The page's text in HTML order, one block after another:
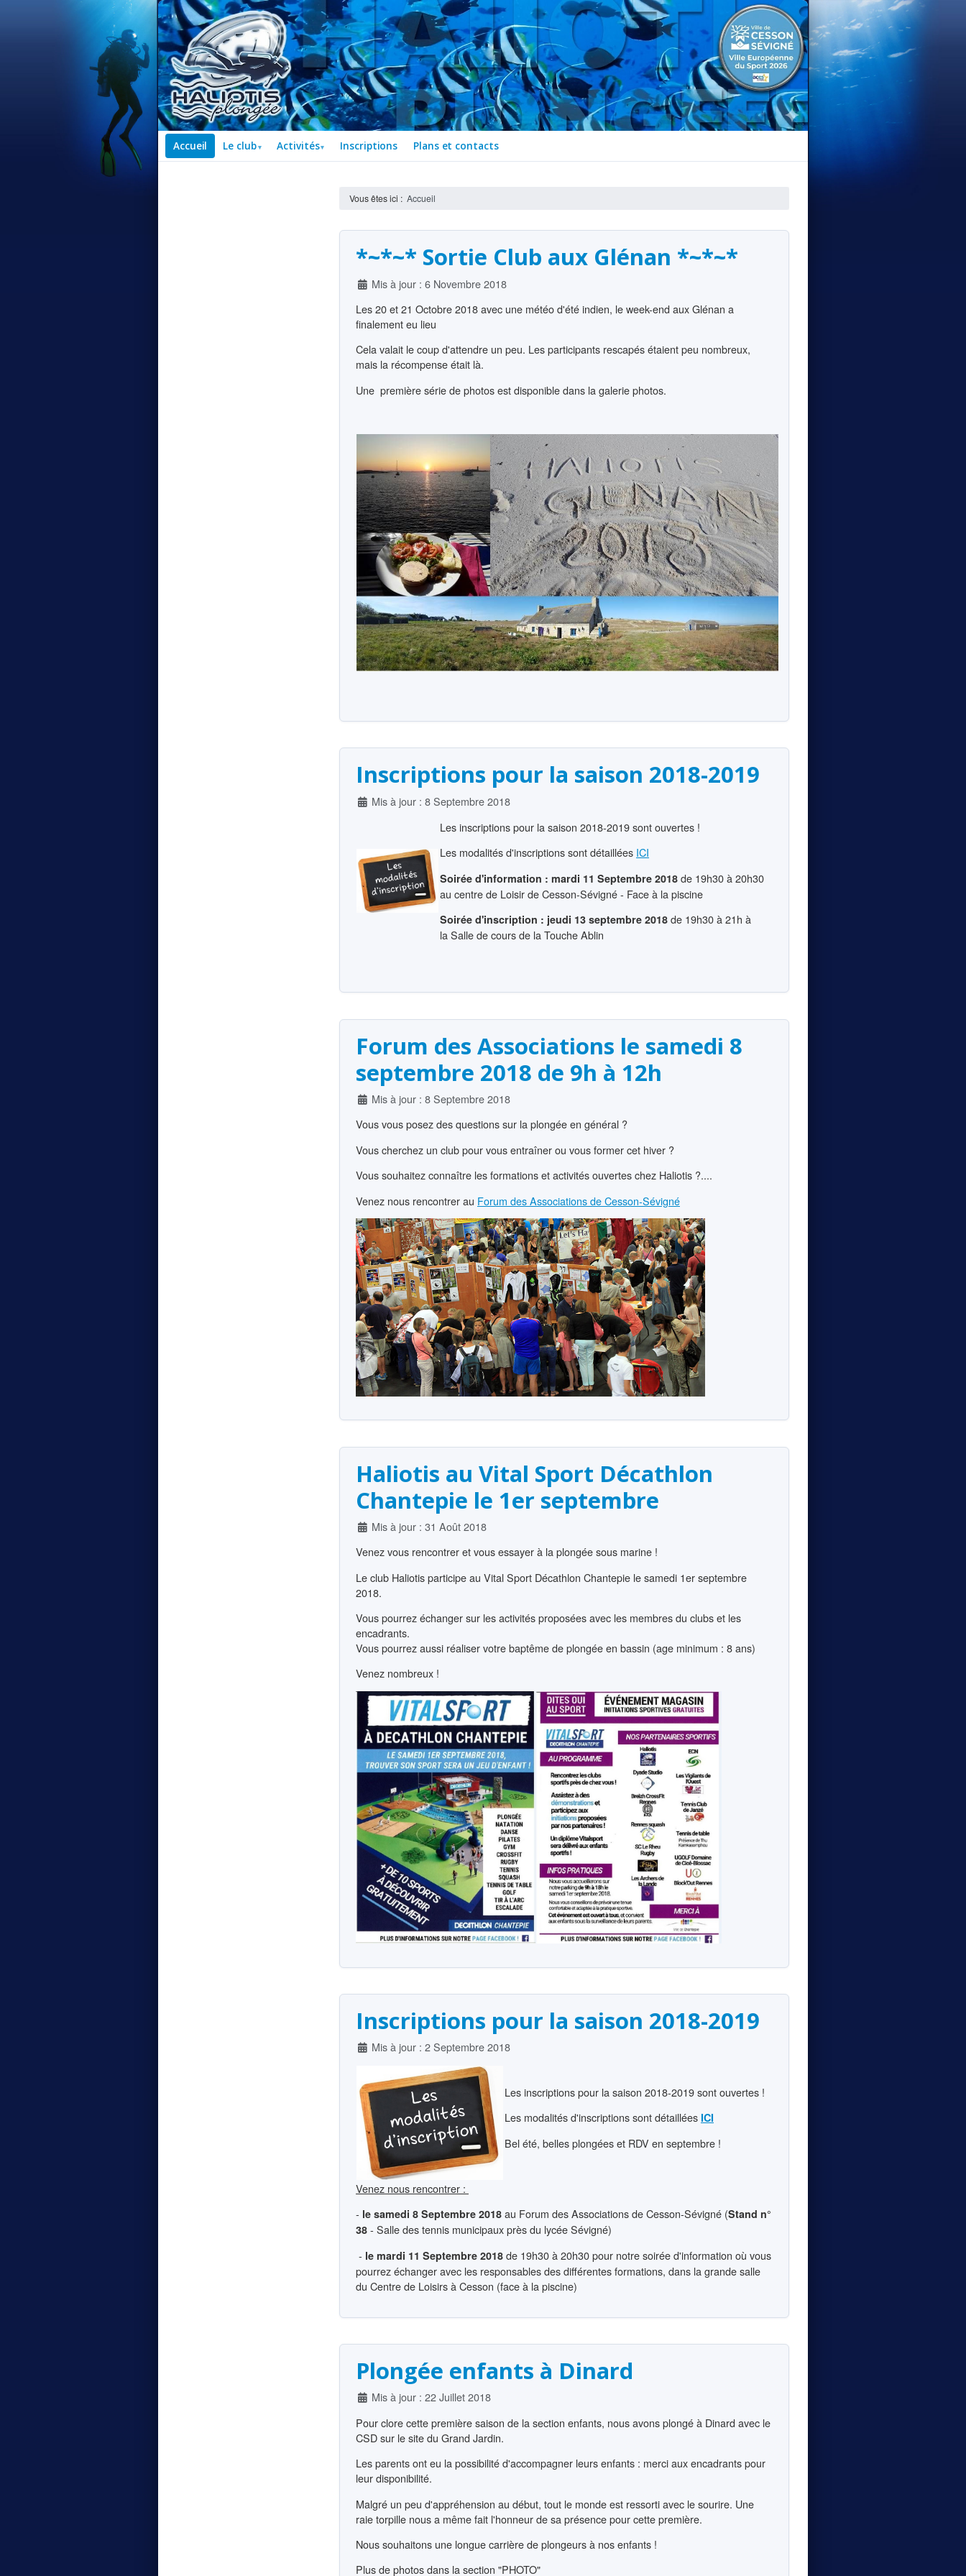
Accueil Le club Activités Inscriptions Plans et contacts
Vous êtes ici :Accueil
*~*~* Sortie Club aux Glénan *~*~*
DétailsMis à jour : 6 Novembre 2018
Les 20 et 21 Octobre 2018 avec une météo d'été indien, le week-end aux Glénan a
finalement eu lieu
Cela valait le coup d'attendre un peu. Les participants rescapés étaient peu nombreux,
mais la récompense était là.
Une première série de photos est disponible dans la galerie photos.
Inscriptions pour la saison 2018-2019
DétailsMis à jour : 8 Septembre 2018
Les inscriptions pour la saison 2018-2019 sont ouvertes !
Les modalités d'inscriptions sont détaillées ICI
Soirée d'information : mardi 11 Septembre 2018 de 19h30 à 20h30
au centre de Loisir de Cesson-Sévigné - Face à la piscine
Soirée d'inscription : jeudi 13 septembre 2018 de 19h30 à 21h à
la Salle de cours de la Touche Ablin
Forum des Associations le samedi 8
septembre 2018 de 9h à 12h
DétailsMis à jour : 8 Septembre 2018
Vous vous posez des questions sur la plongée en général ?
Vous cherchez un club pour vous entraîner ou vous former cet hiver ?
Vous souhaitez connaître les formations et activités ouvertes chez Haliotis ?....
Venez nous rencontrer au Forum des Associations de Cesson-Sévigné
Haliotis au Vital Sport Décathlon
Chantepie le 1er septembre
DétailsMis à jour : 31 Août 2018
Venez vous rencontrer et vous essayer à la plongée sous marine !
Le club Haliotis participe au Vital Sport Décathlon Chantepie le samedi 1er septembre
2018.
Vous pourrez échanger sur les activités proposées avec les membres du clubs et les
encadrants.
Vous pourrez aussi réaliser votre baptême de plongée en bassin (age minimum : 8 ans)
Venez nombreux !
Inscriptions pour la saison 2018-2019
DétailsMis à jour : 2 Septembre 2018
Les inscriptions pour la saison 2018-2019 sont ouvertes !
Les modalités d'inscriptions sont détaillées ICI
Bel été, belles plongées et RDV en septembre !
Venez nous rencontrer :
- le samedi 8 Septembre 2018 au Forum des Associations de Cesson-Sévigné (Stand n°
38 - Salle des tennis municipaux près du lycée Sévigné)
- le mardi 11 Septembre 2018 de 19h30 à 20h30 pour notre soirée d'information où vous
pourrez échanger avec les responsables des différentes formations, dans la grande salle
du Centre de Loisirs à Cesson (face à la piscine)
Plongée enfants à Dinard
DétailsMis à jour : 22 Juillet 2018
Pour clore cette première saison de la section enfants, nous avons plongé à Dinard avec le
CSD sur le site du Grand Jardin.
Les parents ont eu la possibilité d'accompagner leurs enfants : merci aux encadrants pour
leur disponibilité.
Malgré un peu d'appréhension au début, tout le monde est ressorti avec le sourire. Une
raie torpille nous a même fait l'honneur de sa présence pour cette première.
Nous souhaitons une longue carrière de plongeurs à nos enfants !
Plus de photos dans la section "PHOTO"